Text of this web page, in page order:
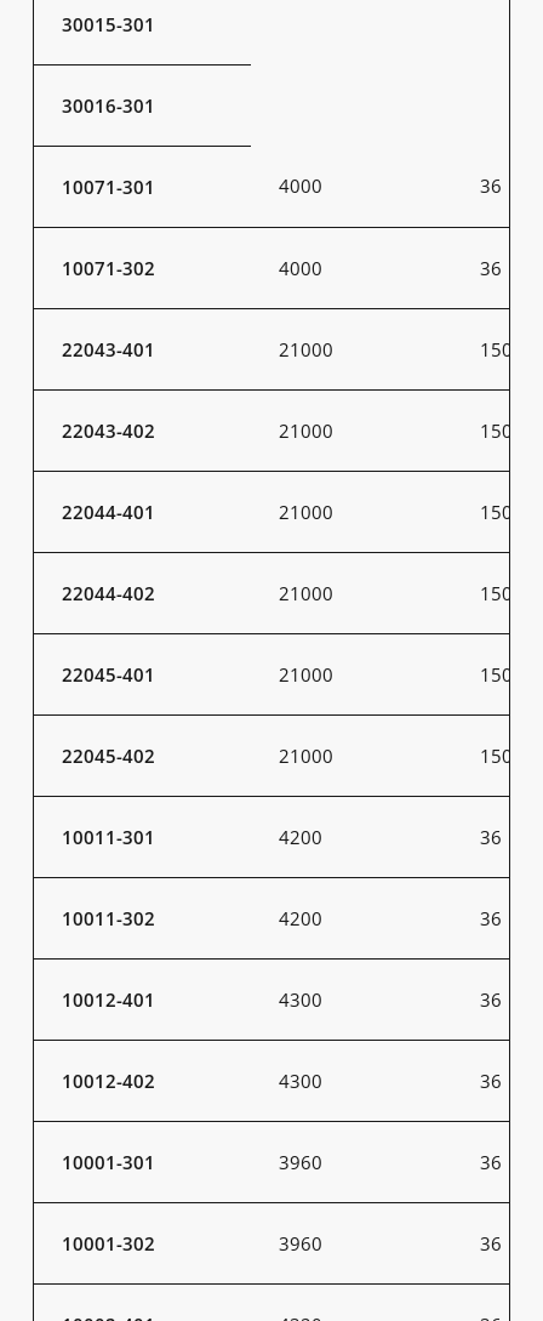
30015-301
30016-301
10071-301 4000 36
10071-302 4000 36
22043-401 21000 150
22043-402 21000 150
22044-401 21000 150
22044-402 21000 150
22045-401 21000 150
22045-402 21000 150
10011-301 4200 36
10011-302 4200 36
10012-401 4300 36
10012-402 4300 36
10001-301 3960 36
10001-302 3960 36